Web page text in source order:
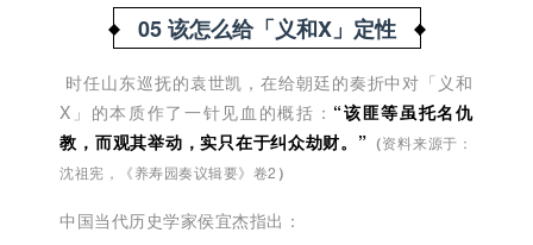
05 该怎么给「义和X」定性
时任山东巡抚的袁世凯，在给朝廷的奏折中对「义和
X」的本质作了一针见血的概括： “该匪等虽托名仇
教，而观其举动，实只在于纠众劫财。” （资料来源于：
沈祖宪，《养寿园奏议辑要》卷2 ）
中国当代历史学家侯宜杰指出：